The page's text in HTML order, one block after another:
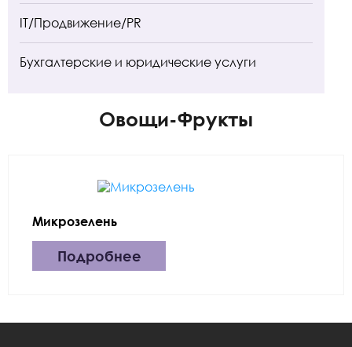
IT/Продвижение/PR
Бухгалтерские и юридические услуги
Овощи-Фрукты
Микрозелень
Подробнее